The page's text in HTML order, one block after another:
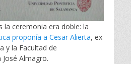
la ceremonia era doble: la
proponía a Cesar Alierta, ex
y la Facultad de
José Almagro.